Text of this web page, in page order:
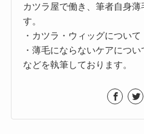
カツラ屋で働き、筆者自身
す。
・カツラ・ウィッグについて
・薄毛にならないケアについ
などを執筆しております。